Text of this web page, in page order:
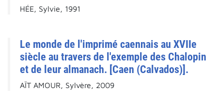
HÉE, Sylvie, 1991
Le monde de l'imprimé caennais au XVIIe
siècle au travers de l'exemple des Chalopin
et de leur almanach. [Caen (Calvados)].
AÏT AMOUR, Sylvère, 2009